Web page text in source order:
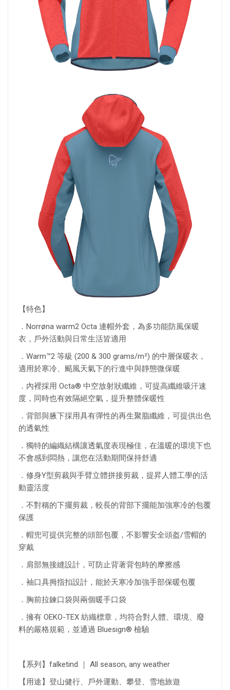
【特色】
．Norrøna warm2 Octa 連帽外套，為多功能防風保暖
衣，戶外活動與日常生活皆適用
．Warm™2 等級 (200 & 300 grams/m²) 的中層保暖衣，
適用於寒冷、颳風天氣下的行進中與靜態微保暖
．內裡採用 Octa® 中空放射狀纖維，可提高纖維吸汗速
度，同時也有效隔絕空氣，提升整體保暖性
．背部與腋下採用具有彈性的再生聚脂纖維，可提供出色
的透氣性
．獨特的編織結構讓透氣度表現極佳，在溫暖的環境下也
不會感到悶熱，讓您在活動期間保持舒適
．修身Y型剪裁與手臂立體拼接剪裁，提昇人體工學的活
動靈活度
．不對稱的下擺剪裁，較長的背部下擺能加強寒冷的包覆
保護
．帽兜可提供完整的頭部包覆，不影響安全頭盔/雪帽的
穿戴
．肩部無接縫設計，可防止背著背包時的摩擦感
．袖口具拇指扣設計，能於天寒冷加強手部保暖包覆
．胸前拉鍊口袋與兩個暖手口袋
．擁有 OEKO-TEX 紡織標章，均符合對人體、環境、廢
料的嚴格規範，並通過 Bluesign® 檢驗
【系列】falketind ｜ All season, any weather
【用途】登山健行、戶外運動、攀登、雪地旅遊